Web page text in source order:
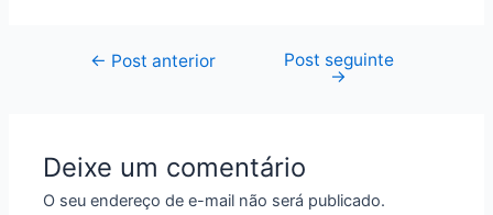
Navegação
← Post anterior Post seguinte
→
Deixe um comentário
O seu endereço de e-mail não será publicado.